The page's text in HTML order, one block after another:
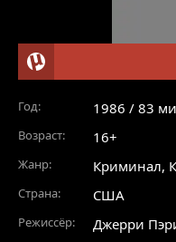
Год: 1986 / 83
Возраст: 16+
Жанр: Криминал,
Страна: США
Режиссёр: Джерри